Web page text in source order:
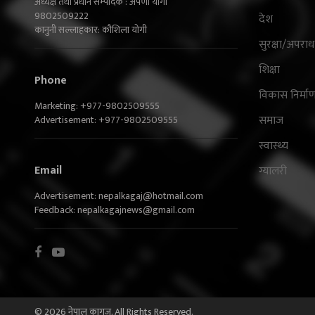
9802509222
कानुनी सल्लाहकार: कौशिला योगी
Phone
Marketing: +977-9802509555
Advertisement: +977-9802509555
Email
Advertisement:nepalkagaj@hotmail.com
Feedback:nepalkagajnews@gmail.com
देश
सुरक्षा/अपराध
शिक्षा
विकास
समाज
स्वास्थ्य
ग्यालरी